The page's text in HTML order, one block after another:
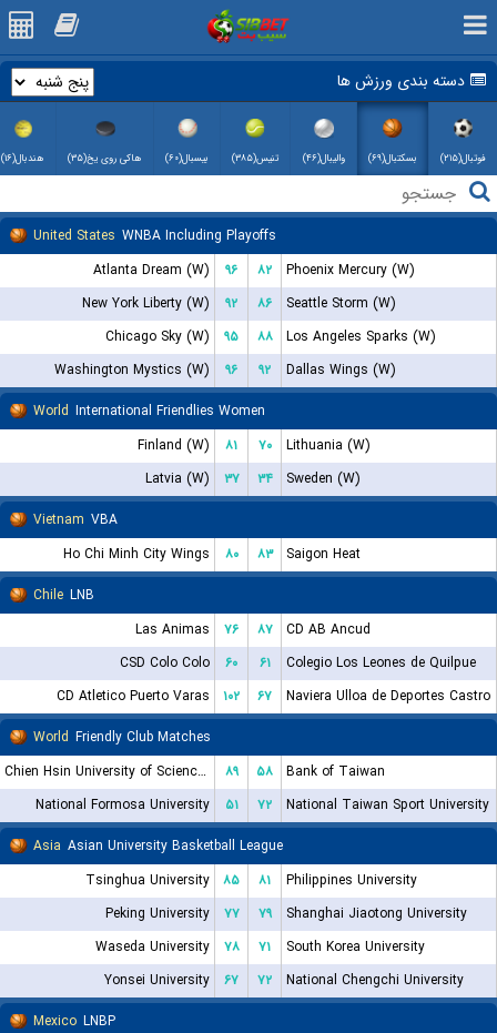
دسته بندی ورزش ها
فوتبال(۲۱۵) بسکتبال(۶۹) والیبال(۴۶) تنیس(۳۸۵) بیسبال(۶۰) هاکی روی یخ(۳۵) هندبال(۱۶)
United States WNBA Including Playoffs
Atlanta Dream (W)
۹۶ ۸۲
Phoenix Mercury (W)
New York Liberty (W)
۹۲ ۸۶
Seattle Storm (W)
Chicago Sky (W)
۹۵ ۸۸
Los Angeles Sparks (W)
Washington Mystics (W)
۹۶ ۹۲
Dallas Wings (W)
World International Friendlies Women
Finland (W)
۸۱ ۷۰
Lithuania (W)
Latvia (W)
۳۷ ۳۴
Sweden (W)
Vietnam VBA
Ho Chi Minh City Wings
۸۰ ۸۳
Saigon Heat
Chile LNB
Las Animas
۷۶ ۸۷
CD AB Ancud
CSD Colo Colo
۶۰ ۶۱
Colegio Los Leones de Quilpue
CD Atletico Puerto Varas
۱۰۲ ۶۷
Naviera Ulloa de Deportes Castro
World Friendly Club Matches
Chien Hsin University of Science and Technology
۸۹ ۵۸
Bank of Taiwan
National Formosa University
۵۱ ۷۲
National Taiwan Sport University
Asia Asian University Basketball League
Tsinghua University
۸۵ ۸۱
Philippines University
Peking University
۷۷ ۷۹
Shanghai Jiaotong University
Waseda University
۷۸ ۷۱
South Korea University
Yonsei University
۶۷ ۷۲
National Chengchi University
Mexico LNBP